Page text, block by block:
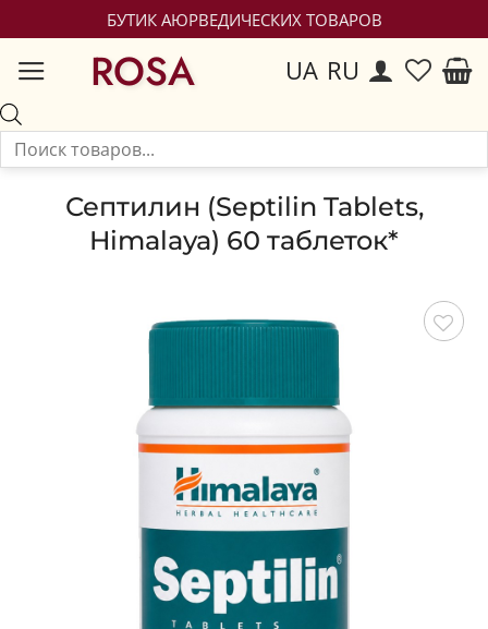
БУТИК АЮРВЕДИЧЕСКИХ ТОВАРОВ
ROSA UA RU
Септилин (Septilin Tablets,
Himalaya) 60 таблеток*